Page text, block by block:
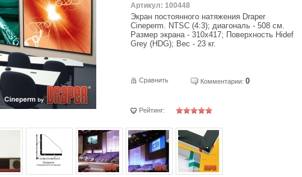
Артикул: 100448
Экран постоянного натяжения Draper
Cineperm. NTSC (4:3); диагональ - 508 см.
Размер экрана - 310x417; Поверхность Hidef
Grey (HDG); Вес - 23 кг.
Сравнить Комментарии: 0
Рейтинг: